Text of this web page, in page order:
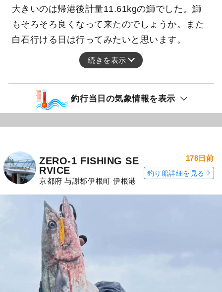
大きいのは帰港後計量11.61kgの鰤でした。鰤
もそろそろ良くなって来たのでしょうか。また
白石行ける日は行ってみたいと思います。
続きを表示
釣行当日の気象情報を表示
ZERO-1 FISHING SE
RVICE
京都府 与謝郡伊根町 伊根港
178日前
釣り船詳細を見る